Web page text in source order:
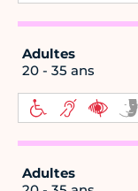
Adultes
20 - 35 ans
Adultes